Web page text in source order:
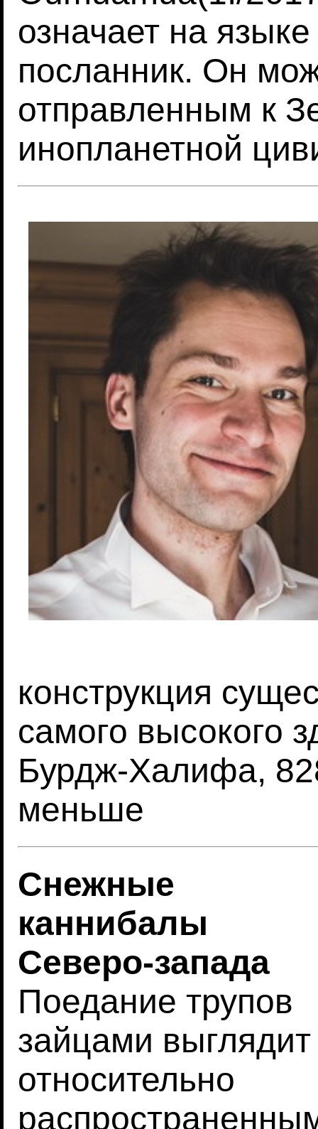
означает на
посланник. Он
отправленным к
инопланетной
конструкция
самого высокого
Бурдж-Халифа,
меньше
Снежные
каннибалы
Северо-запада
Поедание трупов
зайцами выглядит
относительно